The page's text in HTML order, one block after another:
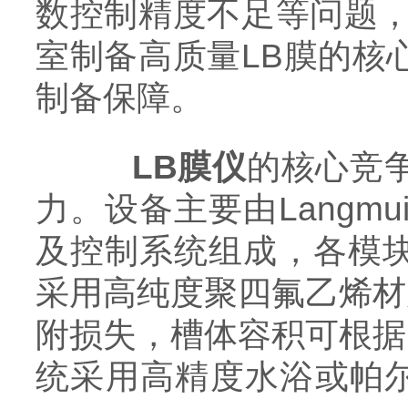
数控制精度不足等问题
室制备高质量LB膜的核
制备保障。
LB膜仪的核心竞
力。设备主要由
及控制系统组成，各模
采用高纯度聚四氟乙烯
附损失，槽体容积可根
统采用高精度水浴或帕